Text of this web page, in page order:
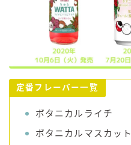
定番フレーバー一覧
ボタニカルライチ
ボタニカルマスカット